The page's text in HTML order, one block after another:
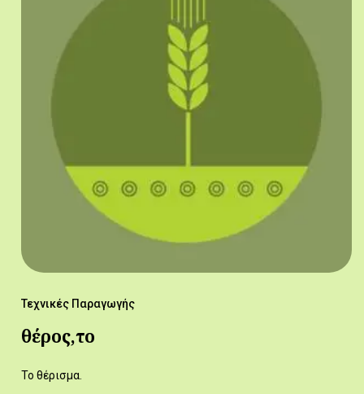
Τεχνικές Παραγωγής
θέρος,το
Το θέρισμα.